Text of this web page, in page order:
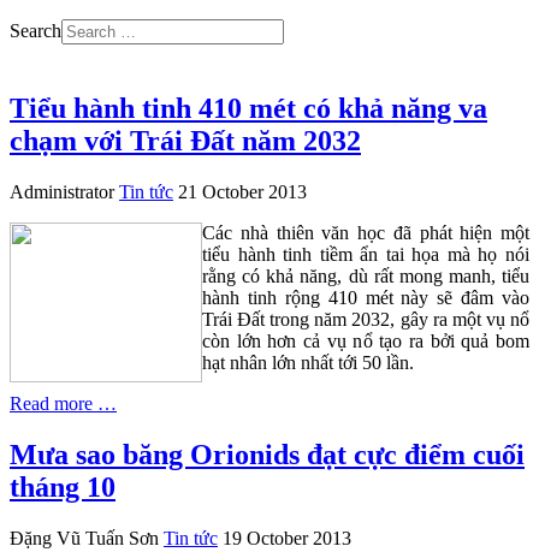
Search
Tiểu hành tinh 410 mét có khả năng va
chạm với Trái Đất năm 2032
Administrator Tin tức 21 October 2013
Các nhà thiên văn học đã phát hiện một
tiểu hành tinh tiềm ẩn tai họa mà họ nói
rằng có khả năng, dù rất mong manh, tiểu
hành tinh rộng 410 mét này sẽ đâm vào
Trái Đất trong năm 2032, gây ra một vụ nổ
còn lớn hơn cả vụ nổ tạo ra bởi quả bom
hạt nhân lớn nhất tới 50 lần.
Read more …
Mưa sao băng Orionids đạt cực điểm cuối
tháng 10
Đặng Vũ Tuấn Sơn Tin tức 19 October 2013